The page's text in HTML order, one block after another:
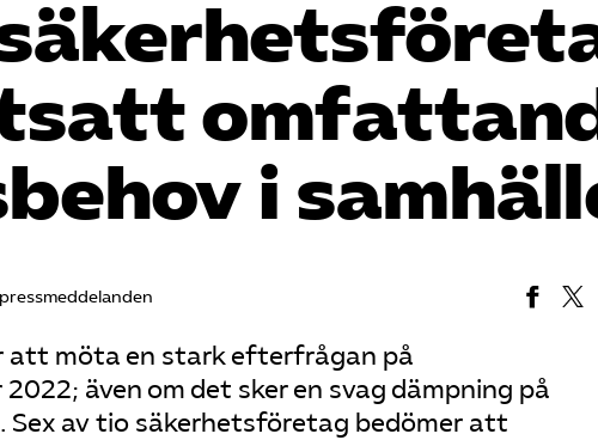
i
pressmeddelanden
möta en stark efterfrågan på
även om det sker en svag dämpning på
Sex av tio säkerhetsföretag bedömer att